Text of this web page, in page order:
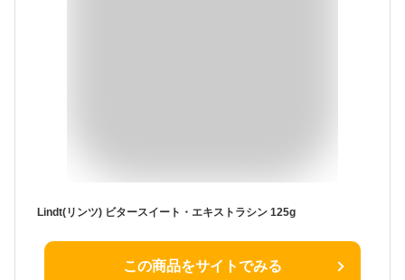
Lindt(リンツ) ビタースイート・エキストラシン 125g
この商品をサイトでみる